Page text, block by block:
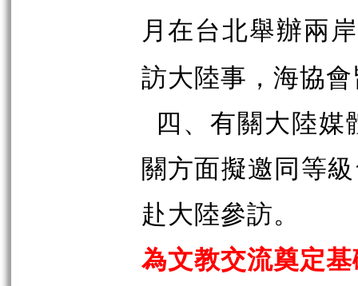
月在台北舉辦兩
訪大陸事，海協
四、有關大陸
關方面擬邀同等
赴大陸參訪。
為文教交流奠定